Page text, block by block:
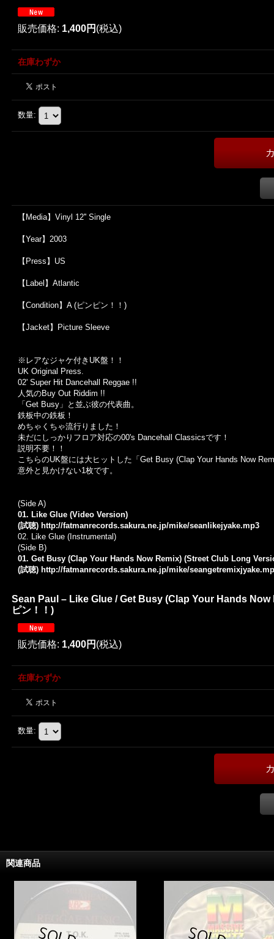
販売価格: 1,400円 (税込)
在庫わずか
数量:
【Media】Vinyl 12'' Single
【Year】2003
【Press】US
【Label】Atlantic
【Condition】A (ピンピン！！)
【Jacket】Picture Sleeve
※ レアなジャケ付き UK盤！！
UK Original Press.
02' Super Hit Dancehall Reggae !!
人気のBuy Out Riddim !!
「 Get Busy 」と並ぶ彼の代表曲。
鉄板中の鉄板！
めちゃくちゃ流行りました！
未だにしっかりフロア対応の00's Dancehall Classicsです！
説明不要！！
こちらのUK盤には大ヒットした「 Get Busy (Clap Your Hands Now
意外と見かけない1枚です。
(Side A)
01. Like Glue (Video Version)
(試聴) http://fatmanrecords.sakura.ne.jp/mike/seanlikejyake.mp3
02. Like Glue (Instrumental)
(Side B)
01. Get Busy (Clap Your Hands Now Remix) (Street Club Long
(試聴) http://fatmanrecords.sakura.ne.jp/mike/
Sean Paul – Like Glue / Get Busy (Clap Your Hands
ピン！！)
販売価格: 1,400円 (税込)
在庫わずか
数量:
関連商品